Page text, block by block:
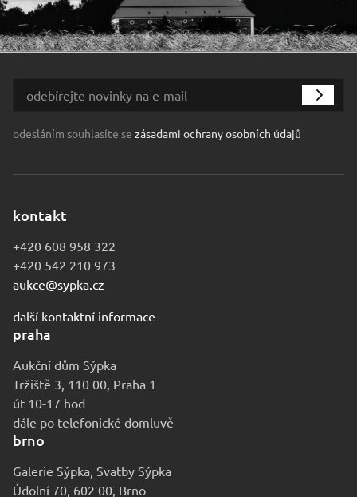
odesláním souhlasíte se zásadami ochrany osobních údajů
kontakt
+420 608 958 322
+420 542 210 973
aukce@sypka.cz
další kontaktní informace
praha
Aukční dům Sýpka
Tržiště 3, 110 00, Praha 1
út 10-17 hod
dále po telefonické domluvě
brno
Galerie Sýpka, Svatby Sýpka
Údolní 70, 602 00, Brno